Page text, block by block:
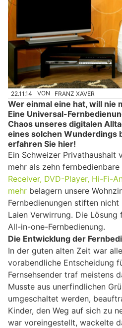
22.11.14 VON FRANZ XAVER
Wer einmal eine hat, will nie
Eine Universal-
Chaos unseres digitalen
eines solchen Wunderdings
erfahren Sie hier!
Ein Schweizer
mehr als zehn fernbedienbare
Receiver, DVD-Player, Hi-Fi-
mehr belagern unsere
Fernbedienungen stiften
Laien Verwirrung. Die Lösung
All-in-one-Fernbedienung.
Die Entwicklung der
In der guten alten Zeit war
vorabendliche Entscheidung
Fernsehsender traf meistens
Musste aus unerfindlichen
umgeschaltet werden,
Kinder, den Weg auf sich zu
war voreingestellt, wackelte